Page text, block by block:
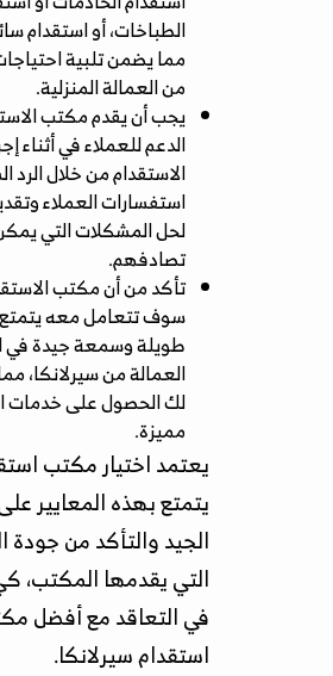
الطباخات، أو استقدام
مما يضمن تلبية
من العمالة المنزلية.
يجب أن يقدم مكتب
الدعم للعملاء في أثناء
الاستقدام من خلال الرد
استفسارات العملاء
لحل المشكلات التي
تصادفهم.
تأكد من أن مكتب
سوف تتعامل معه
طويلة وسمعة جيدة في
العمالة من سيرلانكا،
لك الحصول على خدمات
مميزة.
يعتمد اختيار مكتب
يتمتع بهذه المعايير
الجيد والتأكد من جودة
التي يقدمها المكتب،
في التعاقد مع أفضل
استقدام سيرلانكا.